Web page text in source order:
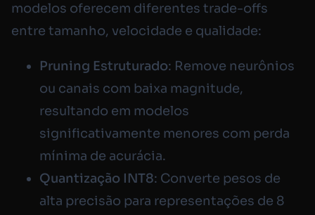
modelos oferecem diferentes trade-offs
entre tamanho, velocidade e qualidade:
Pruning Estruturado: Remove neurônios
ou canais com baixa magnitude,
resultando em modelos
significativamente menores com perda
mínima de acurácia.
Quantização INT8: Converte pesos de
alta precisão para representações de 8